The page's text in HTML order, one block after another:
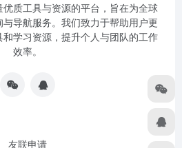
质工具与资源的平台，旨在为全球
导航服务。我们致力于帮助用户更
学习资源，提升个人与团队的工作
效率。
友联申请